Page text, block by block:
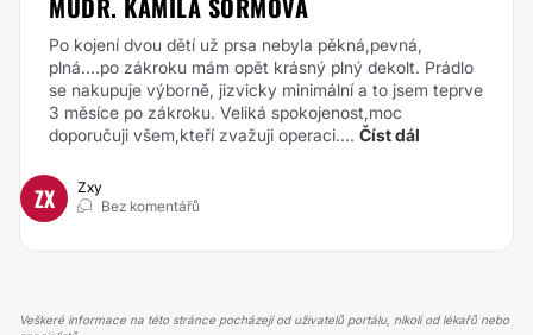
MUDR. KAMILA ŠORMOVÁ
Po kojení dvou dětí už prsa nebyla pěkná,pevná,
plná....po zákroku mám opět krásný plný dekolt. Prádlo
se nakupuje výborně, jizvicky minimální a to jsem teprve
3 měsíce po zákroku. Veliká spokojenost,moc
doporučuji všem,kteří zvažuji operaci.... Číst dál
ZX
Zxy
Bez komentářů
Veškeré informace na této stránce pocházejí od uživatelů portálu, nikoli od lékařů nebo